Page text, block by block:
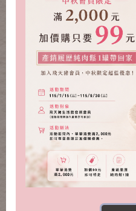
金磚肉鬆禮盒(原味+
NT.1,300NT.739